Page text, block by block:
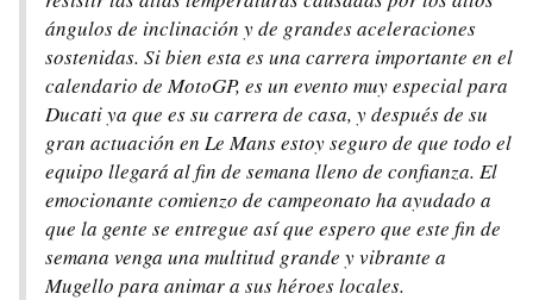
ángulos de inclinación y de grandes aceleraciones
sostenidas. Si bien esta es una carrera importante en el
calendario de MotoGP, es un evento muy especial para
Ducati ya que es su carrera de casa, y después de su
gran actuación en Le Mans estoy seguro de que todo el
equipo llegará al fin de semana lleno de confianza. El
emocionante comienzo de campeonato ha ayudado a
que la gente se entregue así que espero que este fin de
semana venga una multitud grande y vibrante a
Mugello para animar a sus héroes locales.